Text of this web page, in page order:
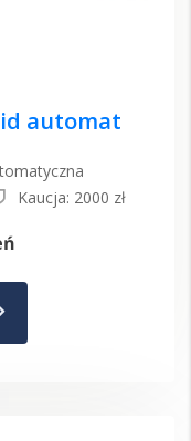
automat
Kaucja: 2000 zł